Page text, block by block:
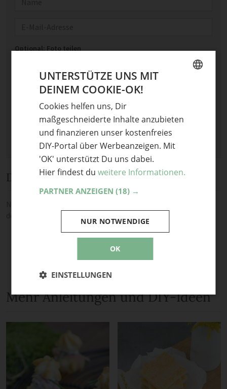
Optional: Foto teilen
Keine Datei ausgewählt
Bild.
Diskussion
Mehr Anleitungen und DIY-Ideen
UNTERSTÜTZE UNS MIT
DEINEM COOKIE-OK!
Cookies helfen uns, Dir
maßgeschneiderte Inhalte anzubieten
und finanzieren unser kostenfreies
DIY-Portal über Werbeanzeigen. Mit
'OK' unterstützt Du uns dabei.
Hier findest du weitere Informationen.
PARTNER ANZEIGEN (18) →
OK
NUR NOTWENDIGE
EINSTELLUNGEN